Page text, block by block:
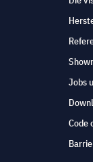
Jobs
Code